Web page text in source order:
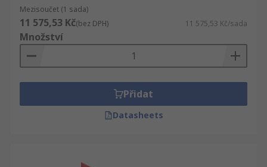
Mezisoučet (1 sada)
11 575,53 Kč(bez DPH) 11 575,53 Kč/sada
Množství
Přidat
Datasheets